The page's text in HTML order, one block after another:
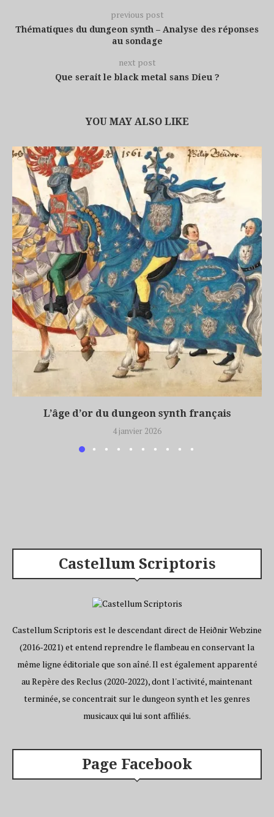
previous post
Thématiques du dungeon synth – Analyse des réponses
au sondage
next post
Que serait le black metal sans Dieu ?
YOU MAY ALSO LIKE
L’âge d’or du dungeon synth français
4 janvier 2026
Castellum Scriptoris
Castellum Scriptoris est le descendant direct de Heiðnir Webzine
(2016-2021) et entend reprendre le flambeau en conservant la
même ligne éditoriale que son aîné. Il est également apparenté
au Repère des Reclus (2020-2022), dont l'activité, maintenant
terminée, se concentrait sur le dungeon synth et les genres
musicaux qui lui sont affiliés.
Page Facebook